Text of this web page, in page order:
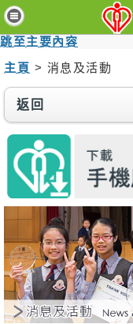
跳至主要內容
主
頁
病
人
與
客
醫
療
服
醫
護
專
業
人
主頁 > 消息及活動
返回